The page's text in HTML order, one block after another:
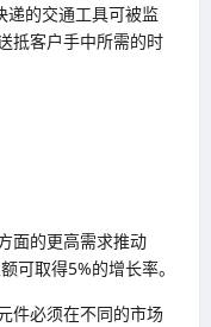
递的交通工具可被监
抵客户手中所需的时
面的更高需求推动
可取得5%的增长率。
件必须在不同的市场